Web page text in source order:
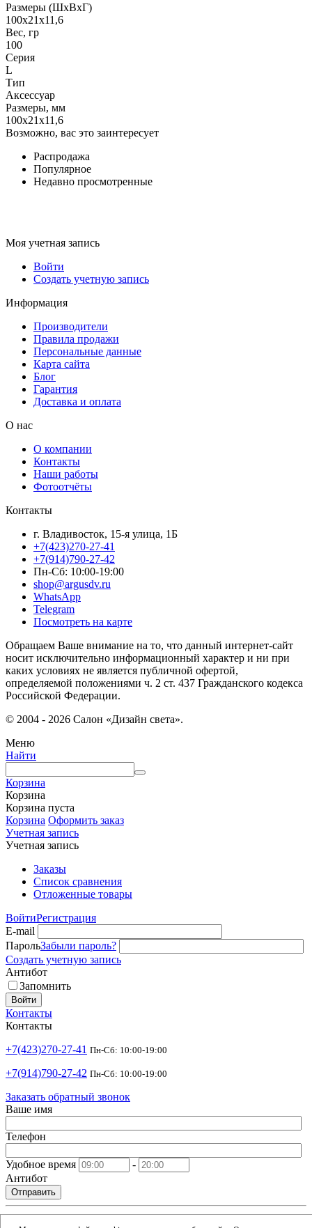
Размеры (ШxВxГ)
100х21х11,6
Вес, гр
100
Серия
L
Тип
Аксессуар
Размеры, мм
100х21х11,6
Возможно, вас это заинтересует
Распродажа
Популярное
Недавно просмотренные
Моя учетная запись
Войти
Создать учетную запись
Информация
Производители
Правила продажи
Персональные данные
Карта сайта
Блог
Гарантия
Доставка и оплата
О нас
О компании
Контакты
Наши работы
Фотоотчёты
Контакты
г. Владивосток, 15-я улица, 1Б
+7(423)270-27-41
+7(914)790-27-42
Пн-Сб: 10:00-19:00
shop@argusdv.ru
WhatsApp
Telegram
Посмотреть на карте
Обращаем Ваше внимание на то, что данный интернет-сайт
носит исключительно информационный характер и ни при
каких условиях не является публичной офертой,
определяемой положениями ч. 2 ст. 437 Гражданского кодекса
Российской Федерации.
© 2004 - 2026 Салон «Дизайн света».
Меню
Найти
Корзина
Корзина
Корзина пуста
Корзина Оформить заказ
Учетная запись
Учетная запись
Заказы
Список сравнения
Отложенные товары
ВойтиРегистрация
E-mail
ПарольЗабыли пароль?
Создать учетную запись
Антибот
Запомнить
Войти
Контакты
Контакты
+7(423)270-27-41 Пн-Сб: 10:00-19:00
+7(914)790-27-42 Пн-Сб: 10:00-19:00
Заказать обратный звонок
Ваше имя
Телефон
Удобное время
-
Антибот
Отправить